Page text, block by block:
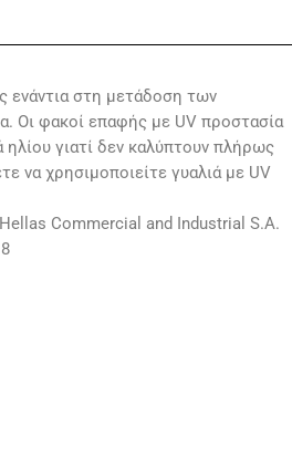
ενάντια στη μετάδοση των
Οι φακοί επαφής με UV προστασία
γιατί δεν καλύπτουν πλήρως
να χρησιμοποιείτε γυαλιά με UV
Commercial and Industrial S.A.